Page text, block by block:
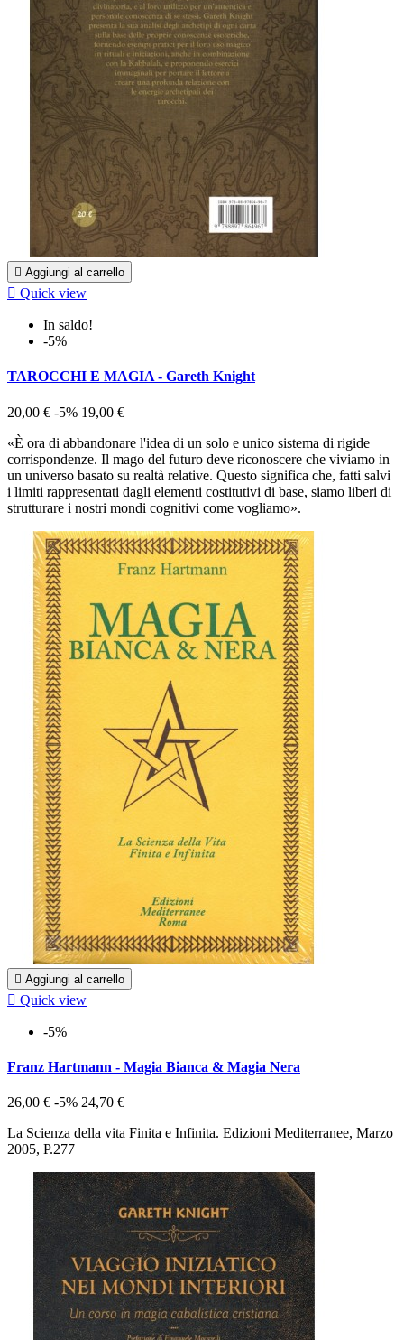
 Aggiungi al carrello
 Quick view
In saldo!
-5%
TAROCCHI E MAGIA - Gareth Knight
20,00 € -5% 19,00 €
«È ora di abbandonare l'idea di un solo e unico sistema di rigide
corrispondenze. Il mago del futuro deve riconoscere che viviamo in
un universo basato su realtà relative. Questo significa che, fatti salvi
i limiti rappresentati dagli elementi costitutivi di base, siamo liberi di
strutturare i nostri mondi cognitivi come vogliamo».
 Aggiungi al carrello
 Quick view
-5%
Franz Hartmann - Magia Bianca & Magia Nera
26,00 € -5% 24,70 €
La Scienza della vita Finita e Infinita. Edizioni Mediterranee, Marzo
2005, P.277